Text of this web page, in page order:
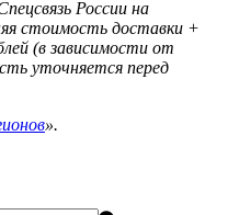
России на
стоимость доставки +
(в зависимости от
уточняется перед
».